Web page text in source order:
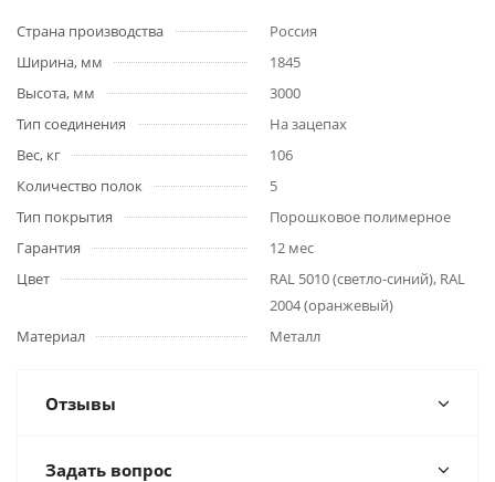
Страна производства
Россия
Ширина, мм
1845
Высота, мм
3000
Тип соединения
На зацепах
Вес, кг
106
Количество полок
5
Тип покрытия
Порошковое полимерное
Гарантия
12 мес
Цвет
RAL 5010 (светло-синий), RAL
2004 (оранжевый)
Материал
Металл
Отзывы
Задать вопрос